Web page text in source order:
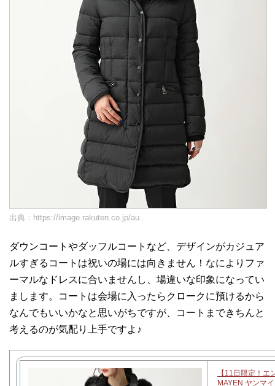
出典： https://image.rakuten.co.jp/au...
ダウンコートやダッフルコートなど、デザインがカジュア
ルすぎるコートは祝いの場には向きません！なによりファ
ーマルなドレスに合いませんし、場違いな印象になってい
まします。コートは会場に入ったらクロークに預けるから
なんでもいいかなと思いがちですが、コートまできちんと
考えるのが気配り上手ですよ♪
【11日限定！
MAYEN ヤンマ